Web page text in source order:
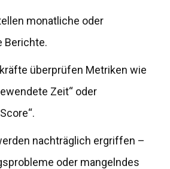
monatliche oder
Berichte.
überprüfen Metriken wie
Zeit“ oder
nachträglich ergriffen –
oder mangelndes